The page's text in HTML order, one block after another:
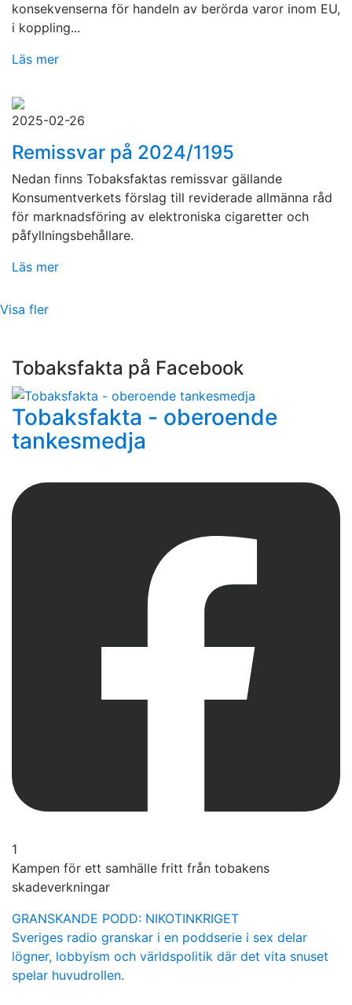
konsekvenserna för handeln av berörda varor inom EU,
i koppling...
Läs mer
2025-02-26
Remissvar på 2024/1195
Nedan finns Tobaksfaktas remissvar gällande
Konsumentverkets förslag till reviderade allmänna råd
för marknadsföring av elektroniska cigaretter och
påfyllningsbehållare.
Läs mer
Visa fler
Tobaksfakta på Facebook
Tobaksfakta - oberoende
tankesmedja
1
Kampen för ett samhälle fritt från tobakens
skadeverkningar
GRANSKANDE PODD: NIKOTINKRIGET
Sveriges radio granskar i en poddserie i sex delar
lögner, lobbyism och världspolitik där det vita snuset
spelar huvudrollen.